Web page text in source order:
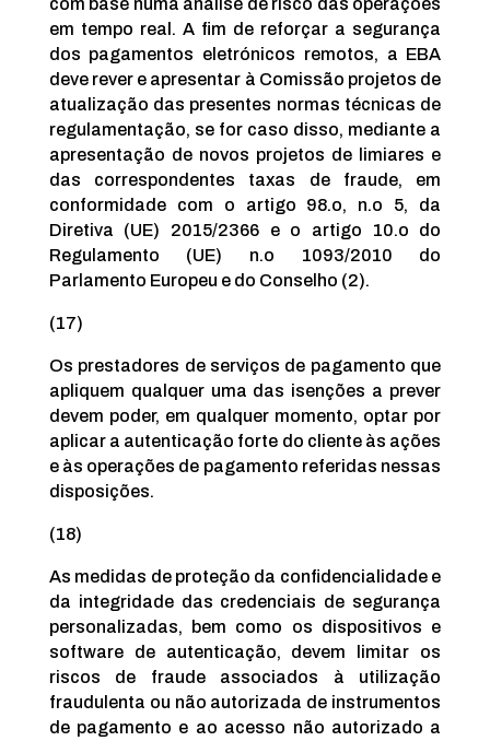
em tempo real. A fim de reforçar a segurança
dos pagamentos eletrónicos remotos, a EBA
deve rever e apresentar à Comissão projetos de
atualização das presentes normas técnicas de
regulamentação, se for caso disso, mediante a
apresentação de novos projetos de limiares e
das correspondentes taxas de fraude, em
conformidade com o artigo 98.o, n.o 5, da
Diretiva (UE) 2015/2366 e o artigo 10.o do
Regulamento (UE) n.o 1093/2010 do
Parlamento Europeu e do Conselho (2).
(17)
Os prestadores de serviços de pagamento que
apliquem qualquer uma das isenções a prever
devem poder, em qualquer momento, optar por
aplicar a autenticação forte do cliente às ações
e às operações de pagamento referidas nessas
disposições.
(18)
As medidas de proteção da confidencialidade e
da integridade das credenciais de segurança
personalizadas, bem como os dispositivos e
software de autenticação, devem limitar os
riscos de fraude associados à utilização
fraudulenta ou não autorizada de instrumentos
de pagamento e ao acesso não autorizado a